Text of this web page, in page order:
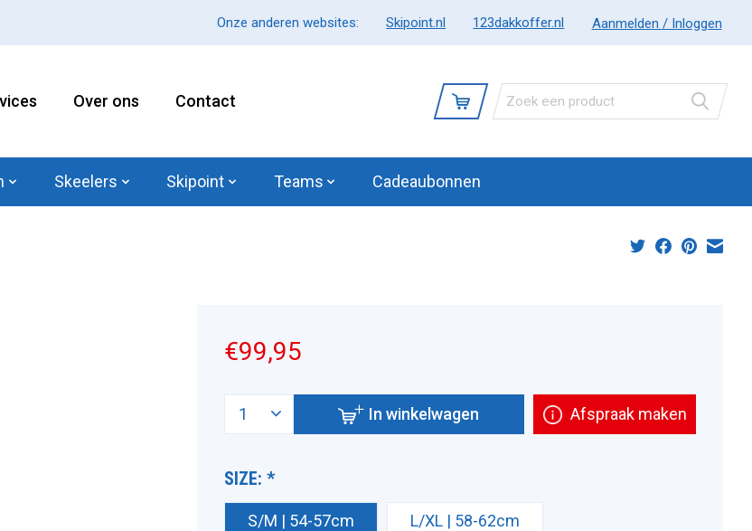
Onze anderen websites: Skipoint.nl 123dakkoffer.nl Aanmelden / Inloggen
Over ons Contact
Skeelers Skipoint Teams Cadeaubonnen
€99,95
In winkelwagen Afspraak maken
SIZE: *
S/M | 54-57cm L/XL | 58-62cm